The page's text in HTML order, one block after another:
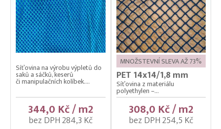
Síťovina na výrobu výpletů do
saků a sáčků, keserů
či manipulačních kolíbek....
344,0 Kč / m2
bez DPH 284,3 Kč
MNOŽSTEVNÍ SLEVA AŽ 73%
PET 14x14/1,8 mm
Síťovina z materiálu
polyethylen –...
308,0 Kč / m2
bez DPH 254,5 Kč